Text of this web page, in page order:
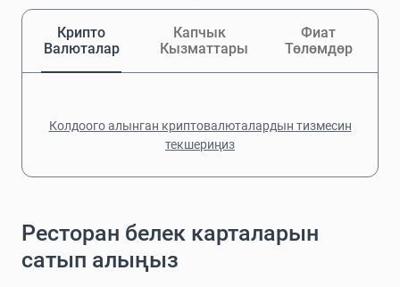
Крипто
Валюталар
Капчык
Кызматтары
Фиат
Төлөмдөр
Колдоого алынган криптовалюталардын тизмесин
текшериңиз
Ресторан белек карталарын
сатып алыңыз